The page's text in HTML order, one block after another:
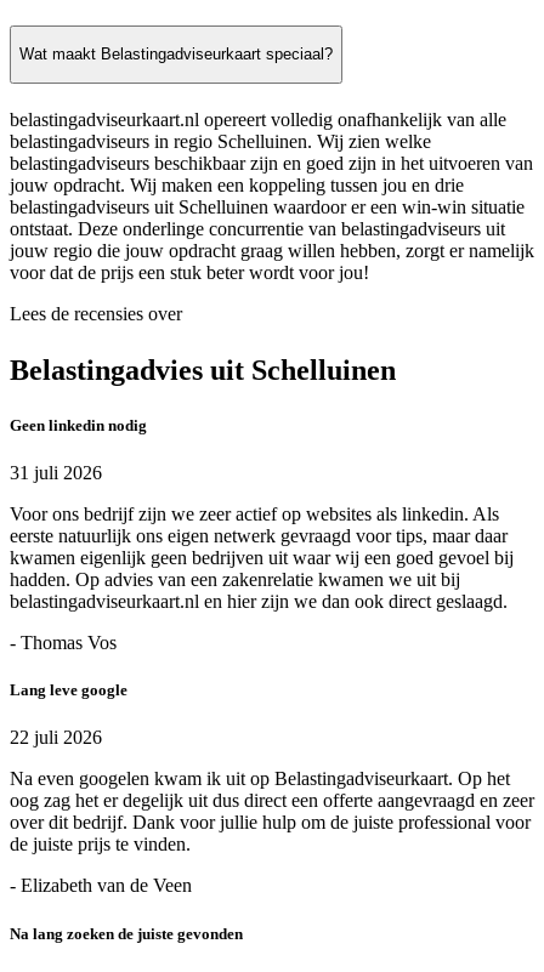
Wat maakt Belastingadviseurkaart speciaal?
belastingadviseurkaart.nl opereert volledig onafhankelijk van alle
belastingadviseurs in regio Schelluinen. Wij zien welke
belastingadviseurs beschikbaar zijn en goed zijn in het uitvoeren van
jouw opdracht. Wij maken een koppeling tussen jou en drie
belastingadviseurs uit Schelluinen waardoor er een win-win situatie
ontstaat. Deze onderlinge concurrentie van belastingadviseurs uit
jouw regio die jouw opdracht graag willen hebben, zorgt er namelijk
voor dat de prijs een stuk beter wordt voor jou!
Lees de recensies over
Belastingadvies uit Schelluinen
Geen linkedin nodig
31 juli 2026
Voor ons bedrijf zijn we zeer actief op websites als linkedin. Als
eerste natuurlijk ons eigen netwerk gevraagd voor tips, maar daar
kwamen eigenlijk geen bedrijven uit waar wij een goed gevoel bij
hadden. Op advies van een zakenrelatie kwamen we uit bij
belastingadviseurkaart.nl en hier zijn we dan ook direct geslaagd.
- Thomas Vos
Lang leve google
22 juli 2026
Na even googelen kwam ik uit op Belastingadviseurkaart. Op het
oog zag het er degelijk uit dus direct een offerte aangevraagd en zeer
over dit bedrijf. Dank voor jullie hulp om de juiste professional voor
de juiste prijs te vinden.
- Elizabeth van de Veen
Na lang zoeken de juiste gevonden